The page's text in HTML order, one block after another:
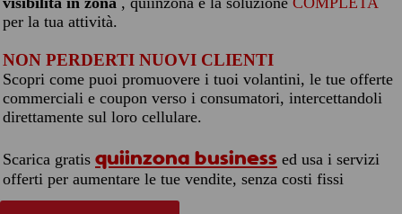
per la tua attività.
NON PERDERTI NUOVI CLIENTI
Scopri come puoi promuovere i tuoi volantini, le tue offerte
commerciali e coupon verso i consumatori, intercettandoli
direttamente sul loro cellulare.
Scarica gratis quiinzona business ed usa i servizi
offerti per aumentare le tue vendite, senza costi fissi